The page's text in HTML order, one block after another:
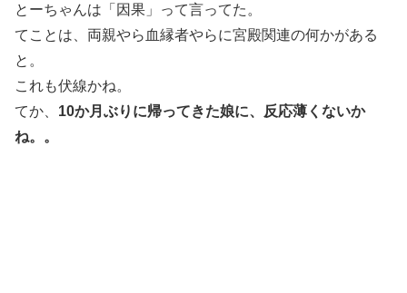
とーちゃんは「因果」って言ってた。
てことは、両親やら血縁者やらに宮殿関連の何かがある
と。
これも伏線かね。
てか、 10か月ぶりに帰ってきた娘に、反応薄くないか
ね。。